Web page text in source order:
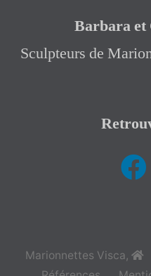
Barbara et
Sculpteurs de
Marionnettes Visca,